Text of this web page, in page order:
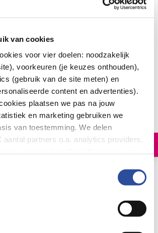
van cookies
voor vier doelen: noodzakelijk
voorkeuren (je keuzes onthouden),
(gebruik van de site meten) en
content en advertenties).
plaatsen we pas na jouw
en marketing gebruiken we
van toestemming. We delen
aantal partners o.a. analytics providers,
per categorie. Je kunt je keuze op
staat in de
Privacyverklaring
vruchtenmix
4.99
In winkelmand
Vruchtenmix is een lekkere en
met een lobbig karakter en een